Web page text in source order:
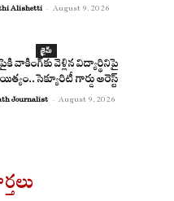
Alishetti - August 9, 2026
క్రైమ్
వాకింగ్‌కు వెళ్లిన విద్యార్థినిపై
గార్డు అరెస్ట్
Journalist - August 9, 2026